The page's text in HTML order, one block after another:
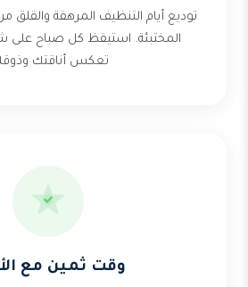
توديع أيام التنظيف المرهقة والقلق
المختبئة. استيقظ كل صباح على
تعكس أناقتك
وقت ثمين مع